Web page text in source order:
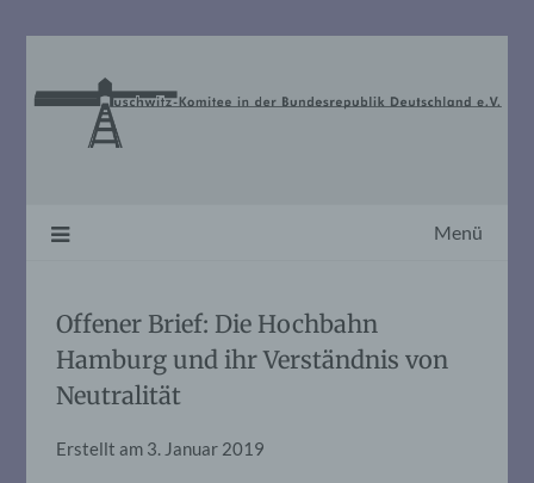
Menü
Offener Brief: Die Hochbahn
Hamburg und ihr Verständnis von
Neutralität
Erstellt am 3. Januar 2019